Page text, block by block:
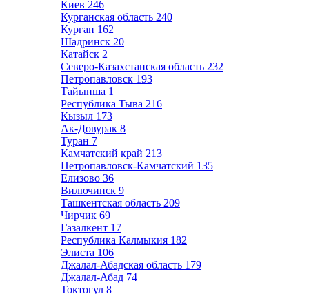
Киев 246
Курганская область 240
Курган 162
Шадринск 20
Катайск 2
Северо-Казахстанская область 232
Петропавловск 193
Тайынша 1
Республика Тыва 216
Кызыл 173
Ак-Довурак 8
Туран 7
Камчатский край 213
Петропавловск-Камчатский 135
Елизово 36
Вилючинск 9
Ташкентская область 209
Чирчик 69
Газалкент 17
Республика Калмыкия 182
Элиста 106
Джалал-Абадская область 179
Джалал-Абад 74
Токтогул 8